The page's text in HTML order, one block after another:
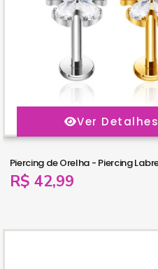
Ver Detalhes
R$ 42,99